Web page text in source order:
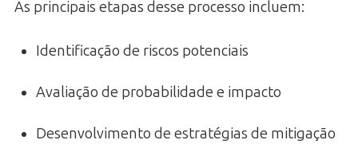
As principais etapas desse processo incluem:
Identificação de riscos potenciais
Avaliação de probabilidade e impacto
Desenvolvimento de estratégias de mitigação